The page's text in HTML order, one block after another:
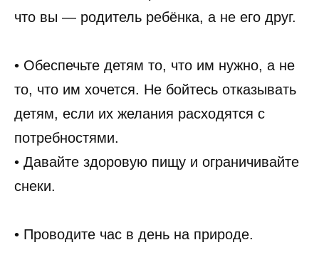
что вы — родитель ребёнка, а не его друг.
• Обеспечьте детям то, что им нужно, а не
то, что им хочется. Не бойтесь отказывать
детям, если их желания расходятся с
потребностями.
• Давайте здоровую пищу и ограничивайте
снеки.
• Проводите час в день на природе.